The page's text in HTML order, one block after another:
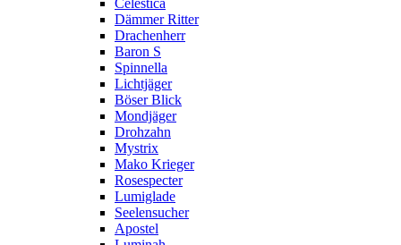
Celestica
Dämmer Ritter
Drachenherr
Baron S
Spinnella
Lichtjäger
Böser Blick
Mondjäger
Drohzahn
Mystrix
Mako Krieger
Rosespecter
Lumiglade
Seelensucher
Apostel